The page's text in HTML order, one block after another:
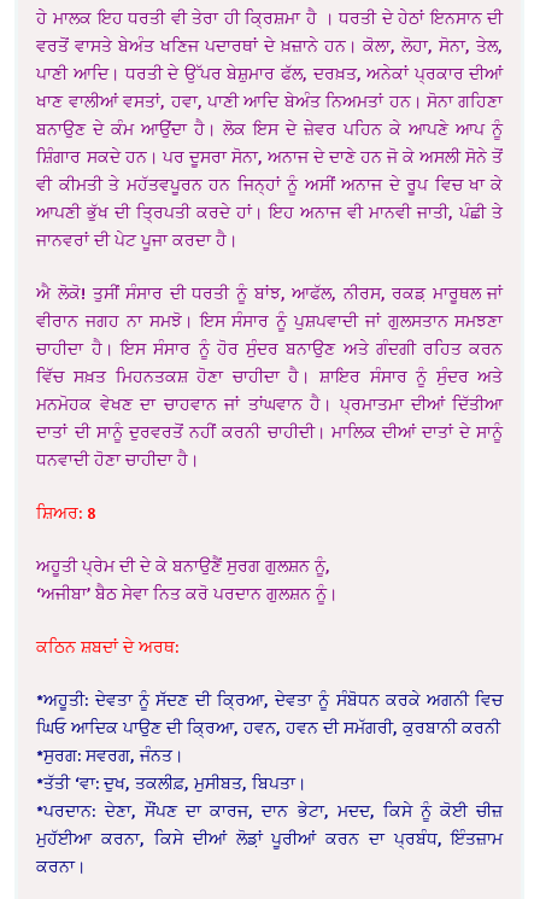
ਹੇ ਮਾਲਕ ਇਹ ਧਰਤੀ ਵੀ ਤੇਰਾ ਹੀ ਕ੍ਰਿਸ਼ਮਾ ਹੈ । ਧਰਤੀ ਦੇ ਹੇਠਾਂ ਇਨਸਾਨ ਦੀ
ਵਰਤੋਂ ਵਾਸਤੇ ਬੇਅੰਤ ਖਣਿਜ ਪਦਾਰਥਾਂ ਦੇ ਖ਼ਜ਼ਾਨੇ ਹਨ। ਕੋਲਾ, ਲੋਹਾ, ਸੋਨਾ, ਤੇਲ,
ਪਾਣੀ ਆਦਿ। ਧਰਤੀ ਦੇ ਉੱਪਰ ਬੇਸ਼ੁਮਾਰ ਫੱਲ, ਦਰਖ਼ਤ, ਅਨੇਕਾਂ ਪ੍ਰਕਾਰ ਦੀਆਂ
ਖਾਣ ਵਾਲੀਆਂ ਵਸਤਾਂ, ਹਵਾ, ਪਾਣੀ ਆਦਿ ਬੇਅੰਤ ਨਿਅਮਤਾਂ ਹਨ। ਸੋਨਾ ਗਹਿਣਾ
ਬਨਾਉਣ ਦੇ ਕੰਮ ਆਉਂਦਾ ਹੈ। ਲੋਕ ਇਸ ਦੇ ਜ਼ੇਵਰ ਪਹਿਨ ਕੇ ਆਪਣੇ ਆਪ ਨੂੰ
ਸ਼ਿੰਗਾਰ ਸਕਦੇ ਹਨ। ਪਰ ਦੂਸਰਾ ਸੋਨਾ, ਅਨਾਜ ਦੇ ਦਾਣੇ ਹਨ ਜੋ ਕੇ ਅਸਲੀ ਸੋਨੇ ਤੋਂ
ਵੀ ਕੀਮਤੀ ਤੇ ਮਹੱਤਵਪੂਰਨ ਹਨ ਜਿਨ੍ਹਾਂ ਨੂੰ ਅਸੀਂ ਅਨਾਜ ਦੇ ਰੂਪ ਵਿਚ ਖਾ ਕੇ
ਆਪਣੀ ਭੁੱਖ ਦੀ ਤ੍ਰਿਪਤੀ ਕਰਦੇ ਹਾਂ। ਇਹ ਅਨਾਜ ਵੀ ਮਾਨਵੀ ਜਾਤੀ, ਪੰਛੀ ਤੇ
ਜਾਨਵਰਾਂ ਦੀ ਪੇਟ ਪੂਜਾ ਕਰਦਾ ਹੈ।
ਐ ਲੋਕੋ! ਤੁਸੀਂ ਸੰਸਾਰ ਦੀ ਧਰਤੀ ਨੂੰ ਬਾਂਝ, ਆਫੱਲ, ਨੀਰਸ, ਰਕਡ਼ ਮਾਰੂਥਲ ਜਾਂ
ਵੀਰਾਨ ਜਗਹ ਨਾ ਸਮਝੋ। ਇਸ ਸੰਸਾਰ ਨੂੰ ਪੁਸ਼ਪਵਾਦੀ ਜਾਂ ਗੁਲਸਤਾਨ ਸਮਝਣਾ
ਚਾਹੀਦਾ ਹੈ। ਇਸ ਸੰਸਾਰ ਨੂੰ ਹੋਰ ਸੁੰਦਰ ਬਨਾਉਣ ਅਤੇ ਗੰਦਗੀ ਰਹਿਤ ਕਰਨ
ਵਿੱਚ ਸਖ਼ਤ ਮਿਹਨਤਕਸ਼ ਹੋਣਾ ਚਾਹੀਦਾ ਹੈ। ਸ਼ਾਇਰ ਸੰਸਾਰ ਨੂੰ ਸੁੰਦਰ ਅਤੇ
ਮਨਮੋਹਕ ਵੇਖਣ ਦਾ ਚਾਹਵਾਨ ਜਾਂ ਤਾਂਘਵਾਨ ਹੈ। ਪ੍ਰਮਾਤਮਾ ਦੀਆਂ ਦਿੱਤੀਆ
ਦਾਤਾਂ ਦੀ ਸਾਨੂੰ ਦੁਰਵਰਤੋਂ ਨਹੀਂ ਕਰਨੀ ਚਾਹੀਦੀ। ਮਾਲਿਕ ਦੀਆਂ ਦਾਤਾਂ ਦੇ ਸਾਨੂੰ
ਧਨਵਾਦੀ ਹੋਣਾ ਚਾਹੀਦਾ ਹੈ।
ਸ਼ਿਅਰ: 8
ਅਹੂਤੀ ਪ੍ਰੇਮ ਦੀ ਦੇ ਕੇ ਬਨਾਉਣੈਂ ਸੁਰਗ ਗੁਲਸ਼ਨ ਨੂੰ,
‘ਅਜੀਬਾ’ ਬੈਠ ਸੇਵਾ ਨਿਤ ਕਰੋ ਪਰਦਾਨ ਗੁਲਸ਼ਨ ਨੂੰ।
ਕਠਿਨ ਸ਼ਬਦਾਂ ਦੇ ਅਰਥ:
*ਅਹੂਤੀ: ਦੇਵਤਾ ਨੂੰ ਸੱਦਣ ਦੀ ਕ੍ਰਿਆ, ਦੇਵਤਾ ਨੂੰ ਸੰਬੋਧਨ ਕਰਕੇ ਅਗਨੀ ਵਿਚ
ਘਿਓ ਆਦਿਕ ਪਾਉਣ ਦੀ ਕ੍ਰਿਆ, ਹਵਨ, ਹਵਨ ਦੀ ਸਮੱਗਰੀ, ਕੁਰਬਾਨੀ ਕਰਨੀ
*ਸੁਰਗ: ਸਵਰਗ, ਜੰਨਤ।
*ਤੱਤੀ ‘ਵਾ: ਦੁਖ, ਤਕਲੀਫ਼, ਮੁਸੀਬਤ, ਬਿਪਤਾ।
*ਪਰਦਾਨ: ਦੇਣਾ, ਸੌਂਪਣ ਦਾ ਕਾਰਜ, ਦਾਨ ਭੇਟਾ, ਮਦਦ, ਕਿਸੇ ਨੂੰ ਕੋਈ ਚੀਜ਼
ਮੁਹੱਈਆ ਕਰਨਾ, ਕਿਸੇ ਦੀਆਂ ਲੋਡ਼ਾਂ ਪੂਰੀਆਂ ਕਰਨ ਦਾ ਪ੍ਰਬੰਧ, ਇੰਤਜ਼ਾਮ
ਕਰਨਾ।